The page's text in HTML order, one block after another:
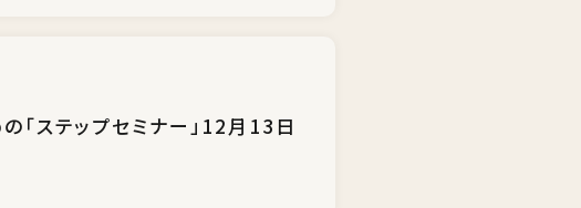
ステップセミナー」12月13日